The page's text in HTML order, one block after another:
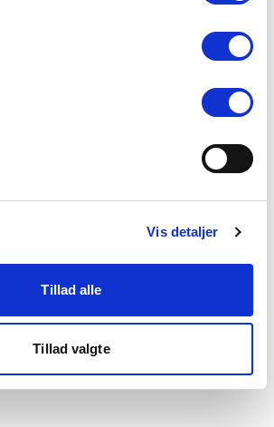
at klikke videre til vores Cookiepolitik,
Vis detaljer
Tillad alle
Tillad valgte